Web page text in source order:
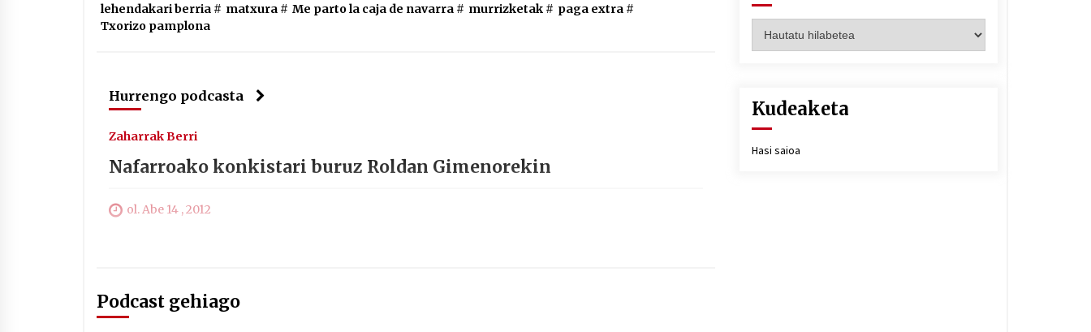
lehendakari berria # matxura # Me parto la caja de navarra # murrizketak # paga extra #
Txorizo pamplona
Hurrengo podcasta
Zaharrak Berri
Nafarroako konkistari buruz Roldan Gimenorekin
ol. Abe 14 , 2012
Podcast gehiago
Kudeaketa
Hasi saioa